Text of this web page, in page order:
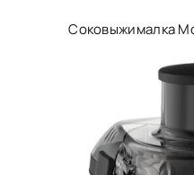
Соковыжималка